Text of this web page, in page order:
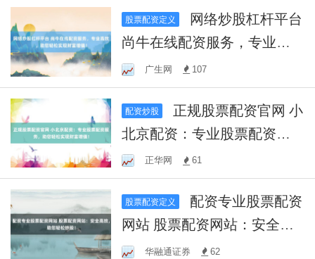
股票配资定义
尚牛在线配资服务，专业高
效，助您轻松实现财富增
值！
广生网 107
配资炒股
北京配资：专业股票配资服
务，助您轻松实现财富增
值！
正华网 61
股票配资定义
网站 股票配资网站：安全高
效，助您轻松炒股！
华融通证券 62